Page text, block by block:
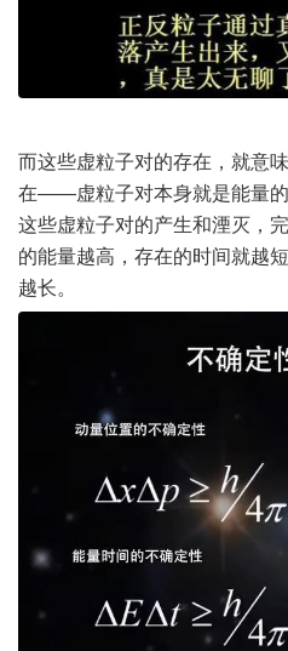
而这些虚粒子对的存在，就意
在——虚粒子对本身就是能量的
这些虚粒子对的产生和湮灭，
的能量越高，存在的时间就越
越长。